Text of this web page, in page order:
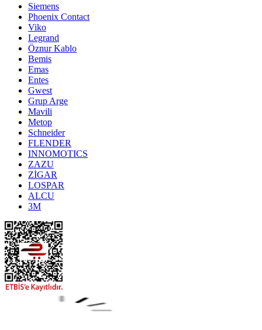
Siemens
Phoenix Contact
Viko
Legrand
Öznur Kablo
Bemis
Emas
Entes
Gwest
Grup Arge
Mavili
Metop
Schneider
FLENDER
INNOMOTICS
ZAZU
ZİGAR
LOSPAR
ALCU
3M